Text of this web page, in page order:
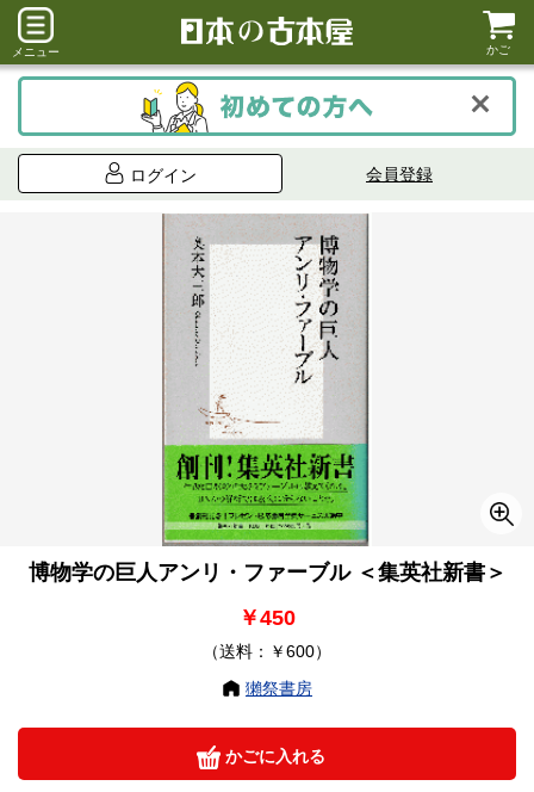
メニュー かご
ログイン 会員登録
博物学の巨人アンリ・ファーブル ＜集英社新書＞
￥450
（送料：￥600）
獺祭書房
かごに入れる